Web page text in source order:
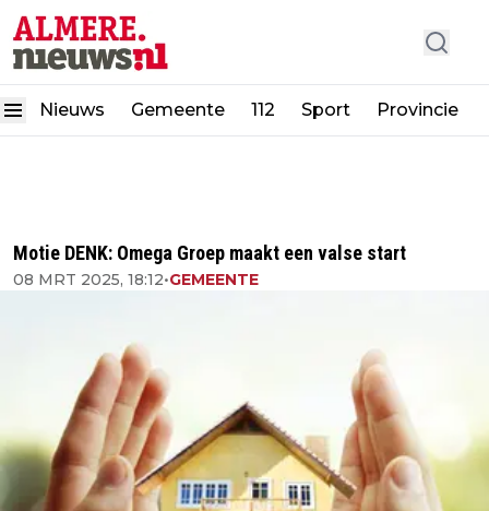
Nieuws Gemeente 112 Sport Provincie
Motie DENK: Omega Groep maakt een valse start
08 MRT 2025, 18:12•GEMEENTE